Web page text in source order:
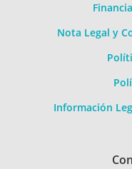
Nota Legal y
Información